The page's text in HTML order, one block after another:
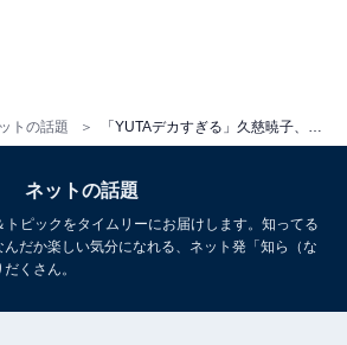
トの話題
ネットの話題
ピックをタイムリーにお届けします。知ってる
だか楽しい気分になれる、ネット発「知ら（な
くさん。